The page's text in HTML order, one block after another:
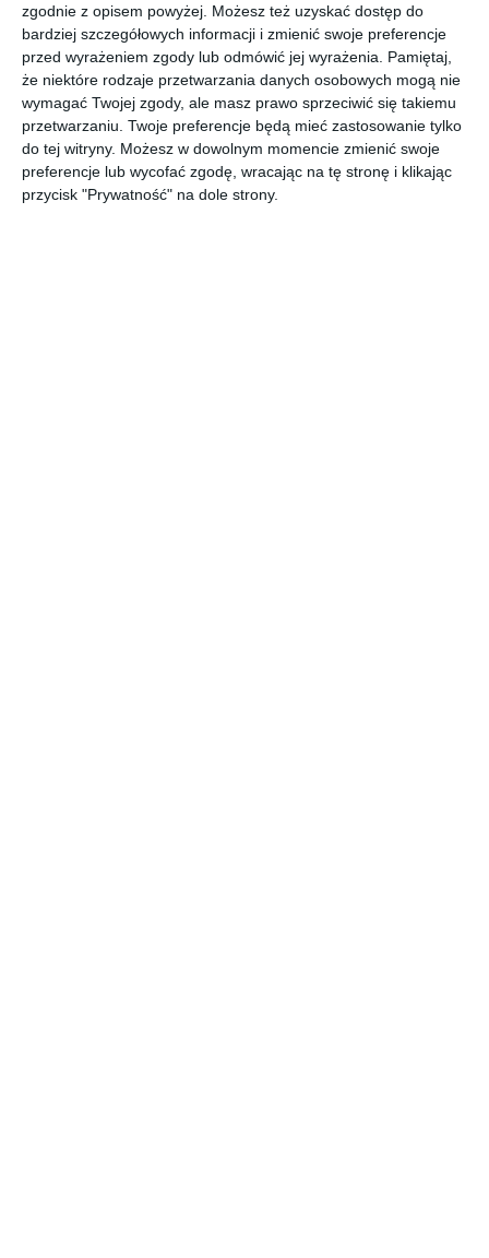
zgodnie z opisem powyżej. Możesz też uzyskać dostęp do
bardziej szczegółowych informacji i zmienić swoje preferencje
przed wyrażeniem zgody lub odmówić jej wyrażenia.
Pamiętaj,
że niektóre rodzaje przetwarzania danych osobowych mogą nie
wymagać Twojej zgody, ale masz prawo sprzeciwić się takiemu
przetwarzaniu. Twoje preferencje będą mieć zastosowanie tylko
do tej witryny. Możesz w dowolnym momencie zmienić swoje
preferencje lub wycofać zgodę, wracając na tę stronę i klikając
przycisk "Prywatność" na dole strony.
Śledztwo w sprawie prowadzone jest pod nadzorem
Prokuratury Okręgowej w Białymstoku. Zarzuty tzw. paserstwa
akcyzowego usłyszeli 47-letni obywatel Białorusi, który kierował
ciężarówką, oraz 37-letni właściciel firmy transportowej, do której
należał pojazd.
Decyzją sądu obaj podejrzani zostali tymczasowo
aresztowani na trzy miesiące. Grozi im kara do 10 lat
pozbawienia wolności.